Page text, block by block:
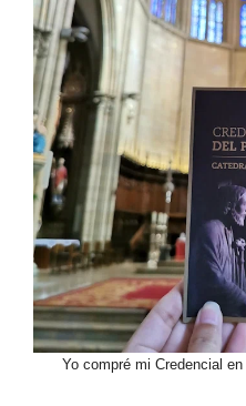
Yo compré mi Credencial